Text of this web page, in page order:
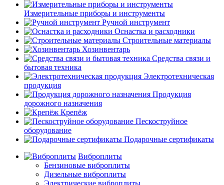
Измерительные приборы и инструменты
Ручной инструмент
Оснастка и расходники
Строительные материалы
Хозинвентарь
Средства связи и
бытовая техника
Электротехническая
продукция
Продукция
дорожного назначения
Крепёж
Пескоструйное
оборудование
Подарочные сертификаты
Виброплиты
Бензиновые виброплиты
Дизельные виброплиты
Электрические виброплиты